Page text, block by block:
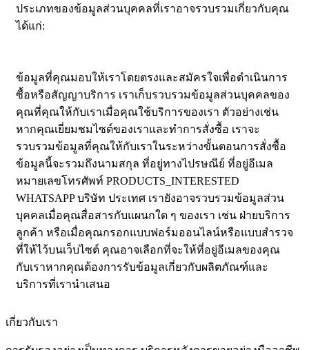
ประเภทของข้อมูลส่วนบุคคลที่เราอาจรวบรวมเกี่ยวกับคุณ
ได้แก่:
ข้อมูลที่คุณมอบให้เราโดยตรงและสมัครใจเพื่อดำเนินการ
ซื้อหรือสัญญาบริการ เราเก็บรวบรวมข้อมูลส่วนบุคคลของ
คุณที่คุณให้กับเราเมื่อคุณใช้บริการของเรา ตัวอย่างเช่น
หากคุณเยี่ยมชมไซต์ของเราและทำการสั่งซื้อ เราจะ
รวบรวมข้อมูลที่คุณให้กับเราในระหว่างขั้นตอนการสั่งซื้อ
ข้อมูลนี้จะรวมถึงนามสกุล ที่อยู่ทางไปรษณีย์ ที่อยู่อีเมล
หมายเลขโทรศัพท์ PRODUCTS_INTERESTED
WHATSAPP บริษัท ประเทศ เรายังอาจรวบรวมข้อมูลส่วน
บุคคลเมื่อคุณสื่อสารกับแผนกใด ๆ ของเรา เช่น ฝ่ายบริการ
ลูกค้า หรือเมื่อคุณกรอกแบบฟอร์มออนไลน์หรือแบบสำรวจ
ที่ให้ไว้บนเว็บไซต์ คุณอาจเลือกที่จะให้ที่อยู่อีเมลของคุณ
กับเราหากคุณต้องการรับข้อมูลเกี่ยวกับผลิตภัณฑ์และ
บริการที่เรานำเสนอ
เกี่ยวกับเรา